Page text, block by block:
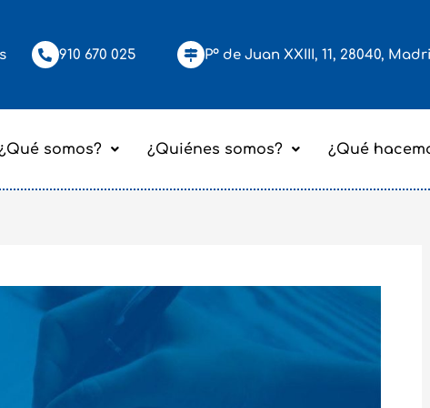
910 670 025 Pº de Juan XXIII, 11, 28040,
somos? ¿Quiénes somos? ¿Qué